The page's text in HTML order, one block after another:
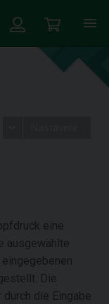
eine
ausgewählte
Die
die Eingabe